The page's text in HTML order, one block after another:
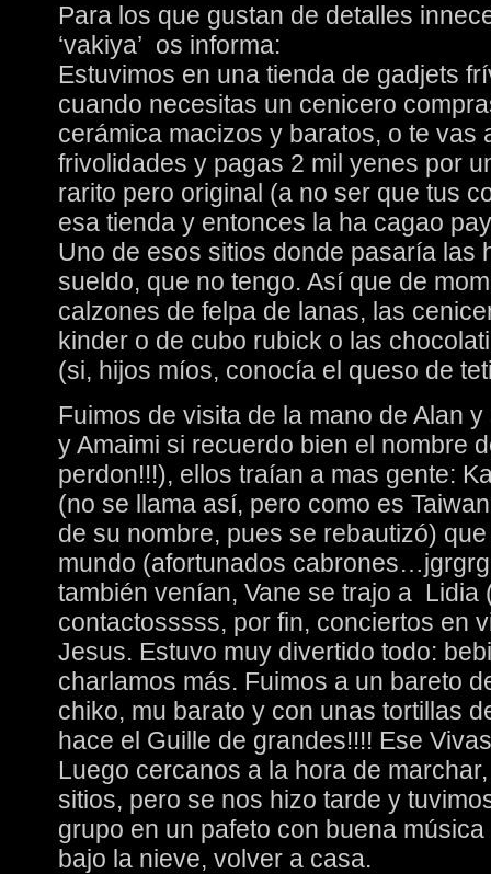
Para los que gustan de detalles
‘vakiya’ os informa:
Estuvimos en una tienda de gadjets
cuando necesitas un cenicero
cerámica macizos y baratos, o te vas
frivolidades y pagas 2 mil yenes por
rarito pero original (a no ser que tus
esa tienda y entonces la ha cagao
Uno de esos sitios donde pasaría las
sueldo, que no tengo. Así que de
calzones de felpa de lanas, las
kinder o de cubo rubick o las
(si, hijos míos, conocía el queso de
Fuimos de visita de la mano de Alan
y Amaimi si recuerdo bien el nombre
perdon!!!), ellos traían a mas gente:
(no se llama así, pero como es
de su nombre, pues se rebautizó)
mundo (afortunados
también venían, Vane se trajo a Lidia
contactosssss, por fin, conciertos en
Jesus. Estuvo muy divertido todo:
charlamos más. Fuimos a un bareto
chiko, mu barato y con unas tortillas
hace el Guille de grandes!!!! Ese
Luego cercanos a la hora de
sitios, pero se nos hizo tarde y
grupo en un pafeto con buena
bajo la nieve, volver a casa.